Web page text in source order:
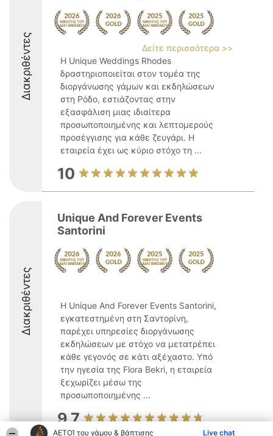
ΑΕΤΟΊ του γάμου & βάπτισης Live chat
Διακριθέντες
Δείτε περισσότερα >>
Η Unique Weddings Rhodes
δραστηριοποιείται στον τομέα της
διοργάνωσης γάμων και εκδηλώσεων
στη Ρόδο, εστιάζοντας στην
εξασφάλιση μιας ιδιαίτερα
προσωποποιημένης και λεπτομερούς
προσέγγισης για κάθε ζευγάρι. Η
εταιρεία έχει ως κύριο στόχο τη ...
10
Διακριθέντες
Unique And Forever Events
Santorini
Η Unique And Forever Events Santorini,
εγκατεστημένη στη Σαντορίνη,
παρέχει υπηρεσίες διοργάνωσης
εκδηλώσεων με στόχο να μετατρέπει
κάθε γεγονός σε κάτι αξέχαστο. Υπό
την ηγεσία της Flora Bekri, η εταιρεία
ξεχωρίζει μέσω της
προσωποποιημένης ...
9.7